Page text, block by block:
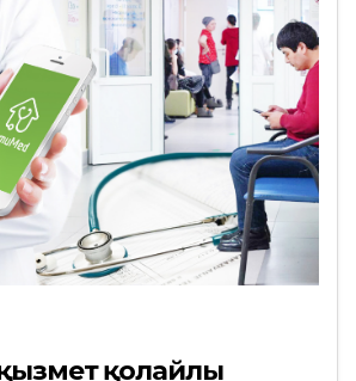
қолайлы